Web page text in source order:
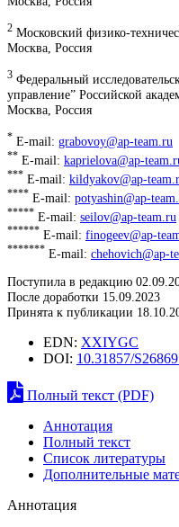
2 Московский физико-
Москва, Россия
3 Федеральный
управление” Российской
Москва, Россия
* E-mail: grabovoy@ap-team.ru
** E-mail: kaprielova@ap-
*** E-mail: kildyakov@ap-
**** E-mail: potyashin@ap-
***** E-mail: seilov@ap-team.ru
****** E-mail: finogeev@ap-
******* E-mail: chehovich@ap-
Поступила в редакцию
После доработки 15.09.2023
Принята к публикации
EDN: XXIYGC
DOI: 10.31857/
Полный текст (PDF)
Аннотация
Полный текст
Список литературы
Дополнительные
Аннотация